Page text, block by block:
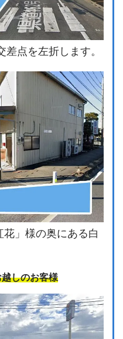
点を左折します。
」様の奥にある白
しのお客様